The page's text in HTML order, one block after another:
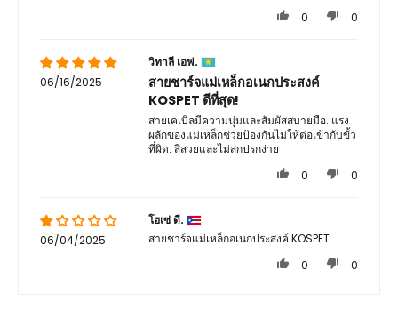
0
0
06/16/2025
วิทาลี เอฟ.
สายชาร์จแม่เหล็กอเนกประสงค์
KOSPET ดีที่สุด!
สายเคเบิลมีความนุ่มและสัมผัสสบายมือ. แรง
ผลักของแม่เหล็กช่วยป้องกันไม่ให้ต่อเข้ากับขั้ว
ที่ผิด. สีสวยและไม่สกปรกง่าย .
0
0
06/04/2025
โฮเซ่ ดี.
สายชาร์จแม่เหล็กอเนกประสงค์ KOSPET
0
0